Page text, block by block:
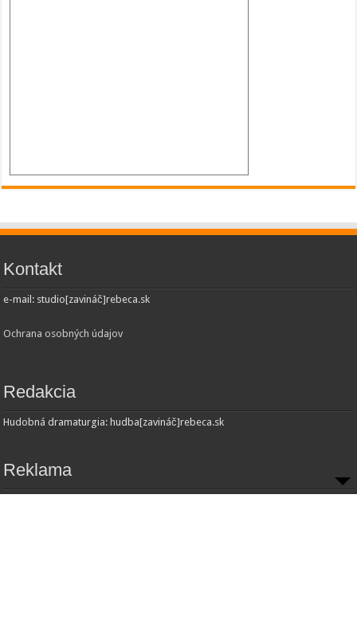
Kontakt
e-mail: studio[zavináč]rebeca.sk
Ochrana osobných údajov
Redakcia
Hudobná dramaturgia: hudba[zavináč]rebeca.sk
Reklama